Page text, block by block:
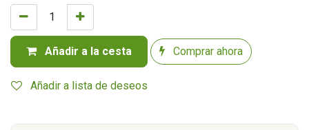
Añadir a la cesta Comprar ahora
Añadir a lista de deseos